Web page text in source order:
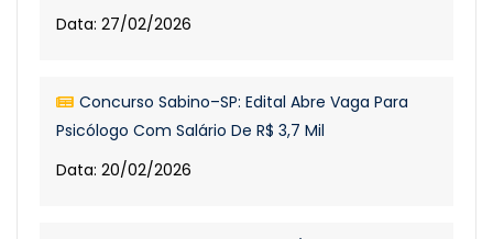
Data: 27/02/2026
Concurso Sabino–SP: Edital Abre Vaga Para
Psicólogo Com Salário De R$ 3,7 Mil
Data: 20/02/2026